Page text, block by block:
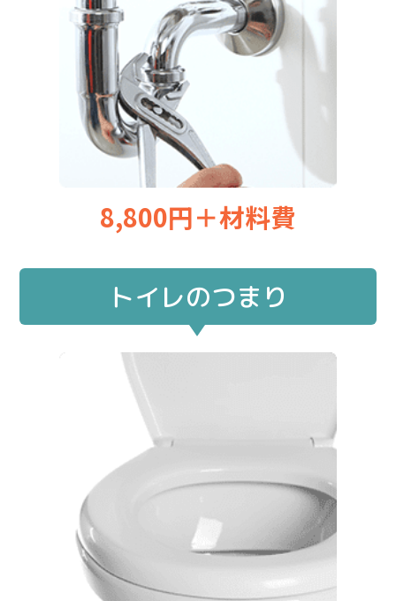
8,800円＋材料費
トイレのつまり